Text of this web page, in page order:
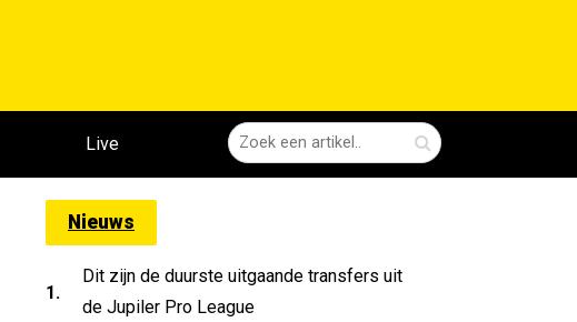
Live
Nieuws
1.
Dit zijn de duurste uitgaande transfers uit
de Jupiler Pro League